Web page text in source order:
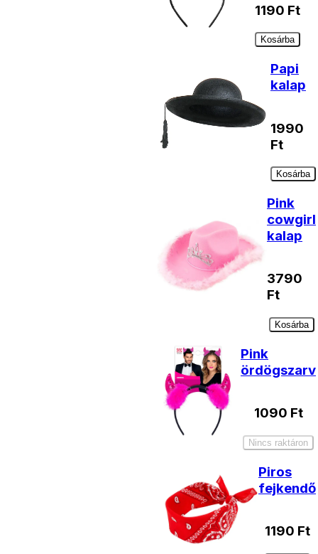
1190 Ft
Kosárba
Papi
kalap
1990
Ft
Kosárba
Pink
cowgirl
kalap
3790
Ft
Kosárba
Pink
ördögszarv
1090 Ft
Nincs raktáron
Piros
fejkendő
1190 Ft